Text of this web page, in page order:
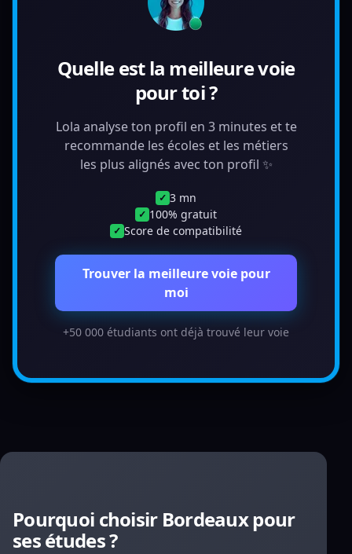
Quelle est la meilleure voie
pour toi ?
Lola analyse ton profil en 3 minutes et te
recommande les écoles et les métiers
les plus alignés avec ton profil ✨
✓ 3 mn
✓ 100% gratuit
✓ Score de compatibilité
Trouver la meilleure voie pour
moi
+50 000 étudiants ont déjà trouvé leur voie
Pourquoi choisir Bordeaux pour
ses études ?